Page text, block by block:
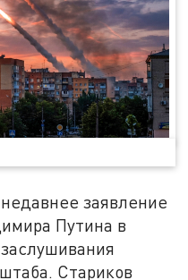
заявление
Путина в
Стариков